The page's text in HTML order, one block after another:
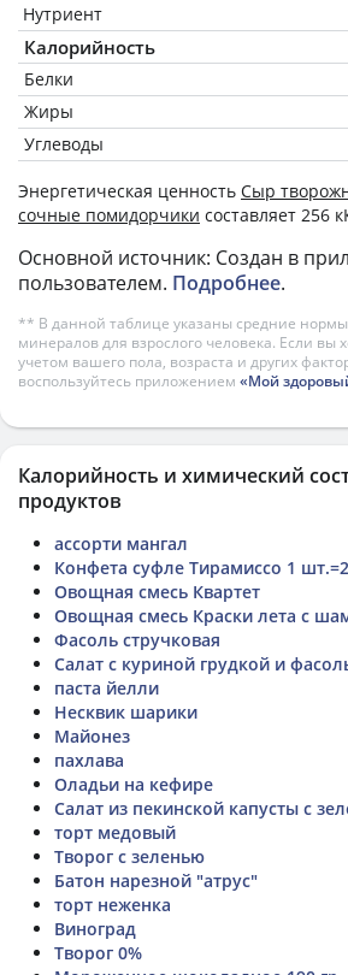
Нутриент
Калорийность
Белки
Жиры
Углеводы
Энергетическая ценность Сыр
сочные помидорчики составляет 256
Основной источник: Создан в
пользователем. Подробнее.
** В данной таблице указаны средние
минералов для взрослого человека. Если вы
учетом вашего пола, возраста и других
воспользуйтесь приложением «Мой
Калорийность и химический
продуктов
ассорти мангал
Конфета суфле Тирамиссо 1
Овощная смесь Квартет
Овощная смесь Краски лета с
Фасоль стручковая
Салат с куриной грудкой и
паста йелли
Несквик шарики
Майонез
пахлава
Оладьи на кефире
Салат из пекинской капусты с
торт медовый
Творог с зеленью
Батон нарезной "атрус"
торт неженка
Виноград
Творог 0%